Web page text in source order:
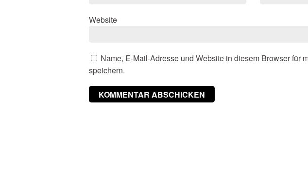
Website
Name, E-Mail-Adresse und Website in diesem Browser für
speichern.